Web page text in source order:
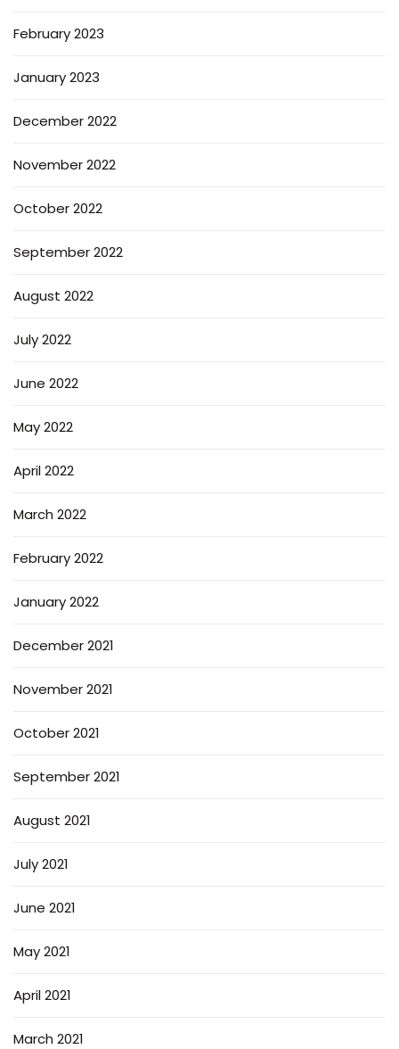
February 2023
January 2023
December 2022
November 2022
October 2022
September 2022
August 2022
July 2022
June 2022
May 2022
April 2022
March 2022
February 2022
January 2022
December 2021
November 2021
October 2021
September 2021
August 2021
July 2021
June 2021
May 2021
April 2021
March 2021